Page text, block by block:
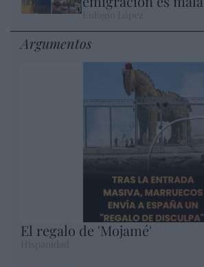
Argumentos
El regalo de 'Mojamé'